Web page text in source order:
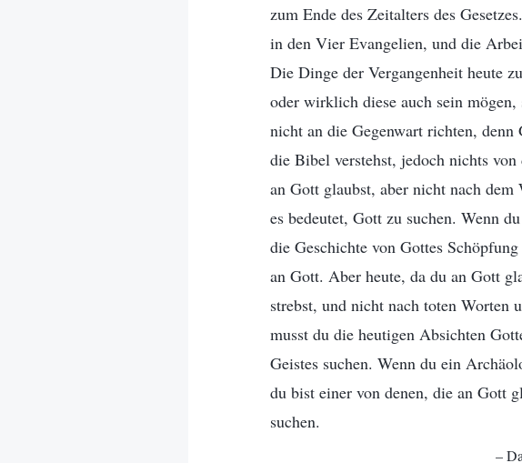
zum Ende des Zeitalters des
in den Vier Evangelien, und die
Die Dinge der Vergangenheit heute
oder wirklich diese auch sein
nicht an die Gegenwart richten,
die Bibel verstehst, jedoch nichts
an Gott glaubst, aber nicht nach
es bedeutet, Gott zu suchen. Wenn
die Geschichte von Gottes
an Gott. Aber heute, da du an Gott
strebst, und nicht nach toten Worten
musst du die heutigen Absichten
Geistes suchen. Wenn du ein
du bist einer von denen, die an Gott
suchen.
–